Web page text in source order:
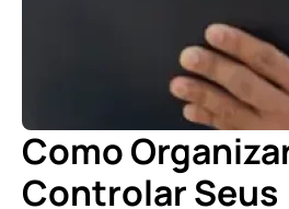
Como
Controlar Seus